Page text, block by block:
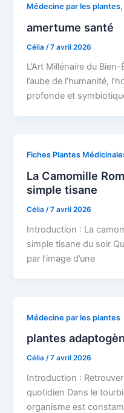
Médecine par les plantes,
amertume santé
Célia /7 avril 2026
L’Art Millénaire du
l’aube de l’humanité,
profonde et
Fiches Plantes
La Camomille
simple tisane
Célia /7 avril 2026
Introduction : La
simple tisane du soir
par l’image d’une
Médecine par les plantes
plantes
Célia/7 avril 2026
Introduction :
quotidien Dans le
organisme est